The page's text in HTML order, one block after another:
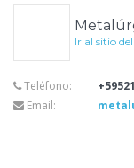
Ir al sitio
Teléfono:
Email: